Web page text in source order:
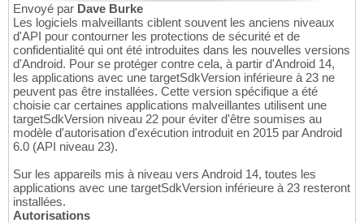
Envoyé par Dave Burke
Les logiciels malveillants ciblent souvent les anciens niveaux
d'API pour contourner les protections de sécurité et de
confidentialité qui ont été introduites dans les nouvelles versions
d'Android. Pour se protéger contre cela, à partir d'Android 14,
les applications avec une targetSdkVersion inférieure à 23 ne
peuvent pas être installées. Cette version spécifique a été
choisie car certaines applications malveillantes utilisent une
targetSdkVersion niveau 22 pour éviter d'être soumises au
modèle d'autorisation d'exécution introduit en 2015 par Android
6.0 (API niveau 23).
Sur les appareils mis à niveau vers Android 14, toutes les
applications avec une targetSdkVersion inférieure à 23 resteront
installées.
Autorisations